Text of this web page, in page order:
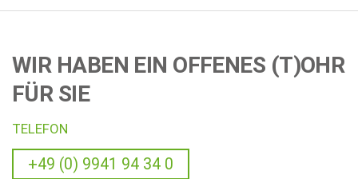
WIR HABEN EIN OFFENES (T)OHR
FÜR SIE
TELEFON
+49 (0) 9941 94 34 0